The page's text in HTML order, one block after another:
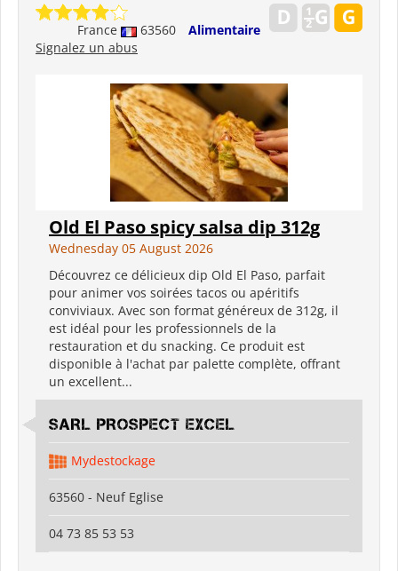
France 63560
Alimentaire
Signalez un abus
Old El Paso spicy salsa dip 312g
Wednesday 05 August 2026
Découvrez ce délicieux dip Old El Paso, parfait
pour animer vos soirées tacos ou apéritifs
conviviaux. Avec son format généreux de 312g, il
est idéal pour les professionnels de la
restauration et du snacking. Ce produit est
disponible à l'achat par palette complète, offrant
un excellent...
SARL PROSPECT EXCEL
Mydestockage
63560 - Neuf Eglise
04 73 85 53 53